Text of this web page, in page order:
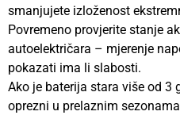
smanjujete izloženost
Povremeno provjerite stanje
autoelektričara – mjerenje
pokazati ima li slabosti.
Ako je baterija stara više od 3
oprezni u prelaznim